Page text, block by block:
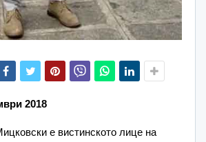
2018
е вистинското лице на